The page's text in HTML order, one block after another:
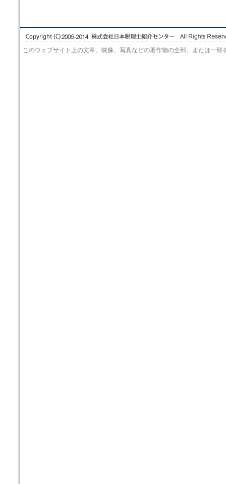
このウェブサイト上の文章、映像、写真などの著作物の全部、または一